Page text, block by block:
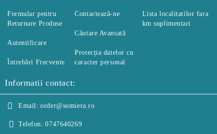
Formular pentru
Returnare Produse
Autentificare
Întrebări Frecvente
Contactează-ne
Căutare Avansată
Protecția datelor cu
caracter personal
Lista localitatilor fara
km suplimentari
Informatii contact:
Email: order@somiera.ro
Telefon: 0747640269